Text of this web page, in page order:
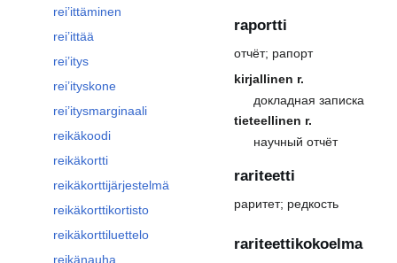
rei’ittäminen
rei’ittää
rei’itys
rei’ityskone
rei’itysmarginaali
reikäkoodi
reikäkortti
reikäkorttijärjestelmä
reikäkorttikortisto
reikäkorttiluettelo
reikänauha
raportti
отчёт; рапорт
kirjallinen r.
докладная записка
tieteellinen r.
научный отчёт
rariteetti
раритет; редкость
rariteettikokoelma